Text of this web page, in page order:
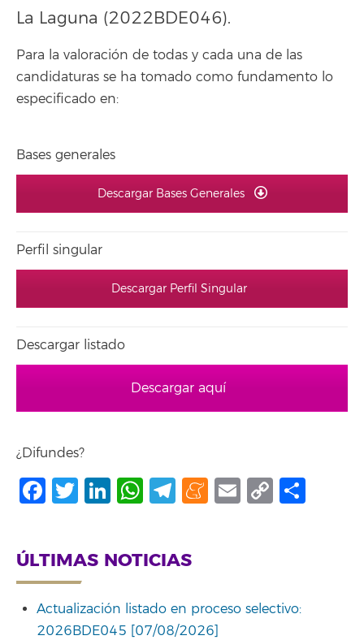
La Laguna (2022BDE046).
Para la valoración de todas y cada una de las
candidaturas se ha tomado como fundamento lo
especificado en:
Bases generales
Descargar Bases Generales
Perfil singular
Descargar Perfil Singular
Descargar listado
Descargar aquí
¿Difundes?
Facebook
Twitter
LinkedIn
WhatsApp
Telegram
Meneame
Email
Copy
ÚLTIMAS NOTICIAS
Actualización listado en proceso selectivo:
2026BDE045 [07/08/2026]